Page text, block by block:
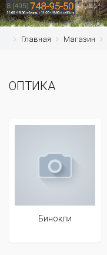
Главная Магазин
ОПТИКА
Бинокли